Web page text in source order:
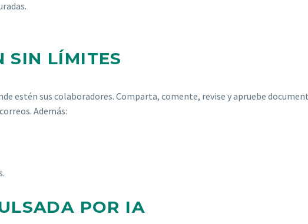
SIN LÍMITES
estén sus colaboradores. Comparta, comente, revise y apruebe
Además:
POR IA